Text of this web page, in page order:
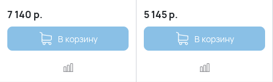
7 140 р.
В корзину
5 145р.
В корзину